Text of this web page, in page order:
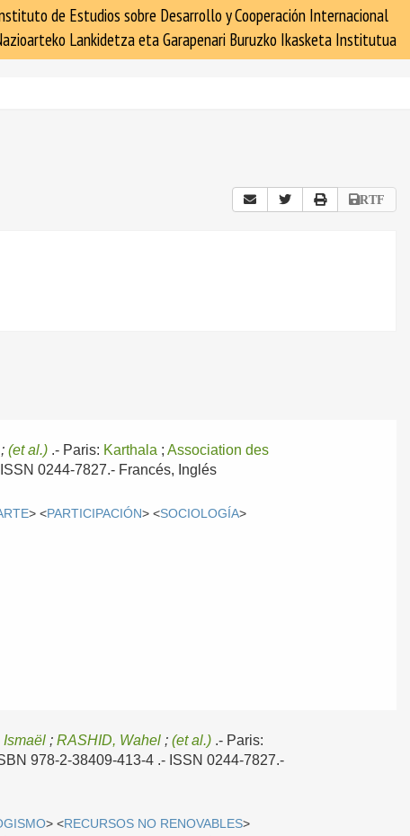
de Estudios sobre Desarrollo y Cooperación Internacional
Lankidetza eta Garapenari Buruzko Ikasketa Institutua
RTF
;(et al.) .- Paris: Karthala ;Association des
0244-7827.- Francés, Inglés
> <PARTICIPACIÓN> <SOCIOLOGÍA>
Ismaël ;RASHID, Wahel ;(et al.) .- Paris:
978-2-38409-413-4 .- ISSN 0244-7827.-
> <RECURSOS NO RENOVABLES>